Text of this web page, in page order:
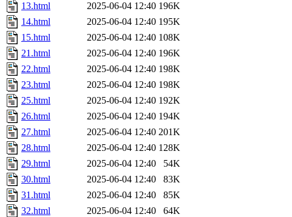
13.html
2025-06-04 12:40 196K
14.html
2025-06-04 12:40 195K
15.html
2025-06-04 12:40 108K
21.html
2025-06-04 12:40 196K
22.html
2025-06-04 12:40 198K
23.html
2025-06-04 12:40 198K
25.html
2025-06-04 12:40 192K
26.html
2025-06-04 12:40 194K
27.html
2025-06-04 12:40 201K
28.html
2025-06-04 12:40 128K
29.html
2025-06-04 12:40
54K
30.html
2025-06-04 12:40
83K
31.html
2025-06-04 12:40
85K
32.html
2025-06-04 12:40
64K